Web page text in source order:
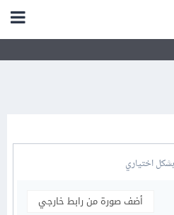
اختياري
أضف صورة من رابط خارجي